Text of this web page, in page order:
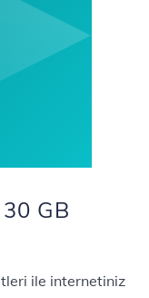
GB
ile internetiniz